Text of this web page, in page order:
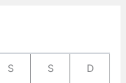
S S D